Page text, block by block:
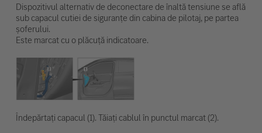
Dispozitivul alternativ de deconectare de înaltă tensiune se află
sub capacul cutiei de siguranțe din cabina de pilotaj, pe partea
șoferului.
Este marcat cu o plăcuță indicatoare.
Îndepărtați capacul (1). Tăiați cablul în punctul marcat (2).